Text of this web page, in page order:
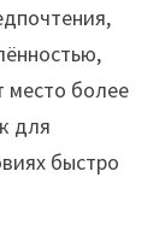
место более
для
быстро